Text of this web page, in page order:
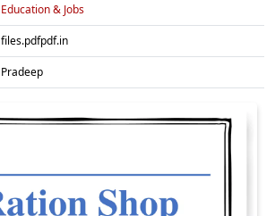
Education & Jobs
files.pdfpdf.in
Pradeep